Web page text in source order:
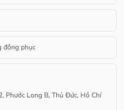
đồng phục
Phước Long B, Thủ Đức, Hồ Chí